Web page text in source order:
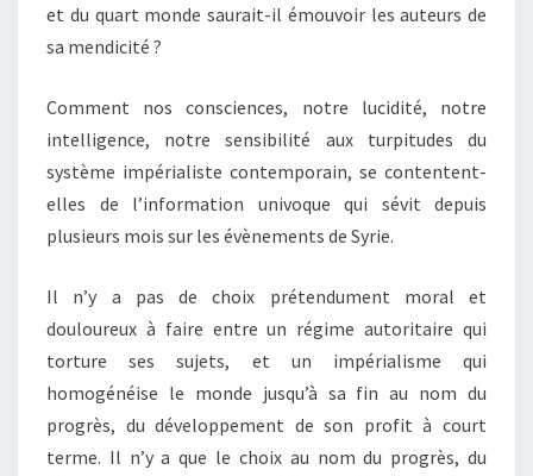
et du quart monde saurait-il émouvoir les auteurs de
sa mendicité ?
Comment nos consciences, notre lucidité, notre
intelligence, notre sensibilité aux turpitudes du
système impérialiste contemporain, se contentent-
elles de l’information univoque qui sévit depuis
plusieurs mois sur les évènements de Syrie.
Il n’y a pas de choix prétendument moral et
douloureux à faire entre un régime autoritaire qui
torture ses sujets, et un impérialisme qui
homogénéise le monde jusqu’à sa fin au nom du
progrès, du développement de son profit à court
terme. Il n’y a que le choix au nom du progrès, du